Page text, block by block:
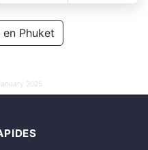
Phuket
2025